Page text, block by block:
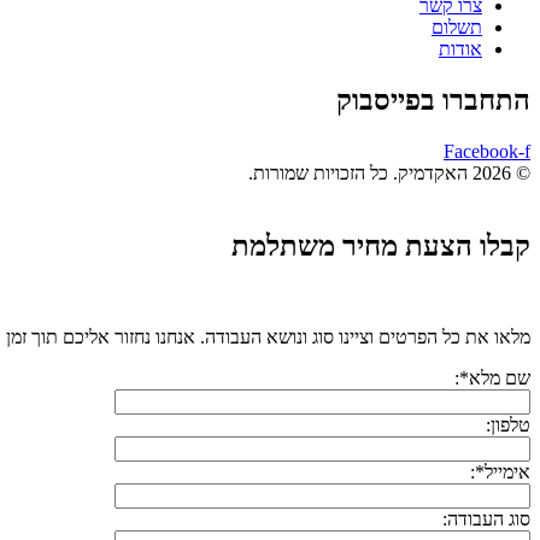
צרו קשר
תשלום
אודות
התחברו בפייסבוק
Facebook-f
© 2026 האקדמיק. כל הזכויות שמורות.
קבלו הצעת מחיר משתלמת
מלאו את כל הפרטים וציינו סוג ונושא העבודה. אנחנו נחזור אליכם תוך
שם מלא*:
טלפון:
אימייל*:
סוג העבודה: